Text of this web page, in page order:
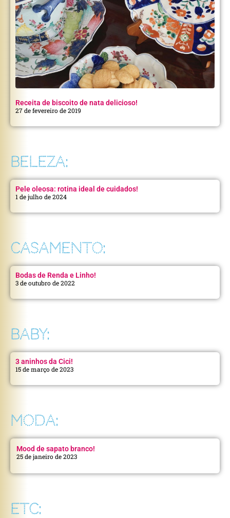
Receita de biscoito de nata delicioso!
27 de fevereiro de 2019
BELEZA:
Pele oleosa: rotina ideal de cuidados!
1 de julho de 2024
CASAMENTO:
Bodas de Renda e Linho!
3 de outubro de 2022
BABY:
3 aninhos da Cici!
15 de março de 2023
MODA:
Mood de sapato branco!
25 de janeiro de 2023
ETC: